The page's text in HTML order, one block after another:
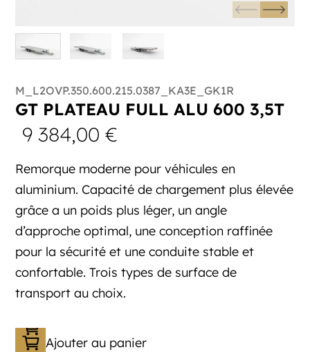
M_L2OVP.350.600.215.0387_KA3E_GK1R
GT PLATEAU FULL ALU 600 3,5T
9 384,00€
Remorque moderne pour véhicules en
aluminium. Capacité de chargement plus élevée
grâce a un poids plus léger, un angle
d’approche optimal, une conception raffinée
pour la sécurité et une conduite stable et
confortable. Trois types de surface de
transport au choix.
Ajouter au panier